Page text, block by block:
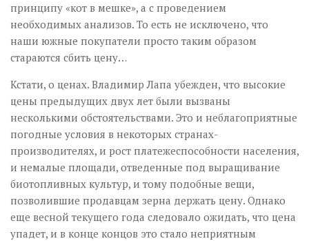
принципу «кот в мешке», а с проведением
необходимых анализов. То есть не исключено, что
наши южные покупатели просто таким образом
стараются сбить цену…
Кстати, о ценах. Владимир Лапа убежден, что высокие
цены предыдущих двух лет были вызваны
несколькими обстоятельствами. Это и неблагоприятные
погодные условия в некоторых странах-
производителях, и рост платежеспособности населения,
и немалые площади, отведенные под выращивание
биотопливных культур, и тому подобные вещи,
позволившие продавцам зерна держать цену. Однако
еще весной текущего года следовало ожидать, что цена
упадет, и в конце концов это стало неприятным